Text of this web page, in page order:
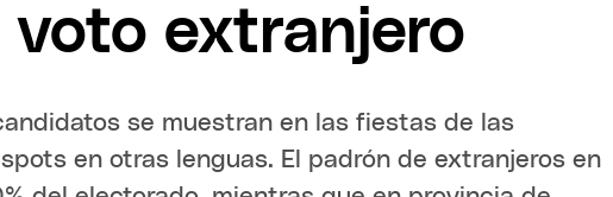
voto extranjero
se muestran en las fiestas de las
en otras lenguas. El padrón de extranjeros en